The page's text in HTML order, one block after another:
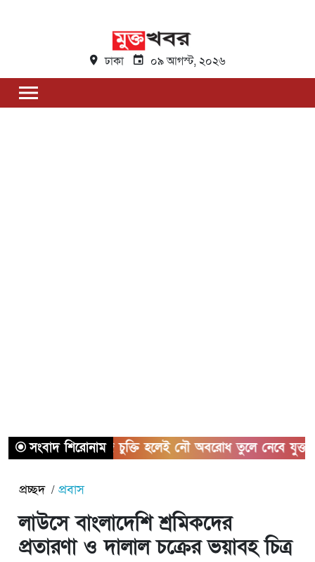
ঢাকা ০৯ আগস্ট, ২০২৬
সংবাদ শিরোনাম
হরমুজ চুক্তি হলেই নৌ অবরোধ তুলে নেবে যুক্তরাষ্ট্র
প্রচ্ছদ প্রবাস
লাউসে বাংলাদেশি শ্রমিকদের
প্রতারণা ও দালাল চক্রের ভয়াবহ চিত্র